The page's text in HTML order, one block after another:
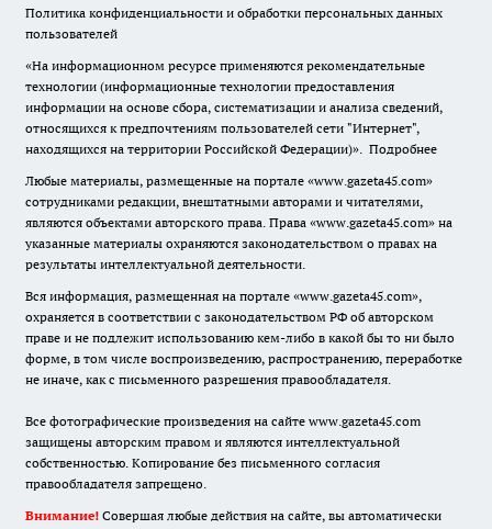
Политика конфиденциальности и обработки персональных данных
пользователей
«На информационном ресурсе применяются рекомендательные
технологии (информационные технологии предоставления
информации на основе сбора, систематизации и анализа сведений,
относящихся к предпочтениям пользователей сети "Интернет",
находящихся на территории Российской Федерации)». Подробнее
Любые материалы, размещенные на портале «www.gazeta45.com»
сотрудниками редакции, внештатными авторами и читателями,
являются объектами авторского права. Права «www.gazeta45.com» на
указанные материалы охраняются законодательством о правах на
результаты интеллектуальной деятельности.
Вся информация, размещенная на портале «www.gazeta45.com»,
охраняется в соответствии с законодательством РФ об авторском
праве и не подлежит использованию кем-либо в какой бы то ни было
форме, в том числе воспроизведению, распространению, переработке
не иначе, как с письменного разрешения правообладателя.
Все фотографические произведения на сайте www.gazeta45.com
защищены авторским правом и являются интеллектуальной
собственностью. Копирование без письменного согласия
правообладателя запрещено.
Внимание! Совершая любые действия на сайте, вы автоматически